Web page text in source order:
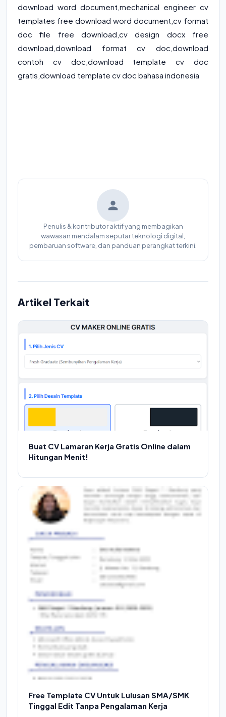
download word document,mechanical engineer cv
templates free download word document,cv format
doc file free download,cv design docx free
download,download format cv doc,download
contoh cv doc,download template cv doc
gratis,download template cv doc bahasa indonesia
Penulis & kontributor aktif yang membagikan
wawasan mendalam seputar teknologi digital,
pembaruan software, dan panduan perangkat terkini.
Artikel Terkait
Buat CV Lamaran Kerja Gratis Online dalam
Hitungan Menit!
Free Template CV Untuk Lulusan SMA/SMK
Tinggal Edit Tanpa Pengalaman Kerja